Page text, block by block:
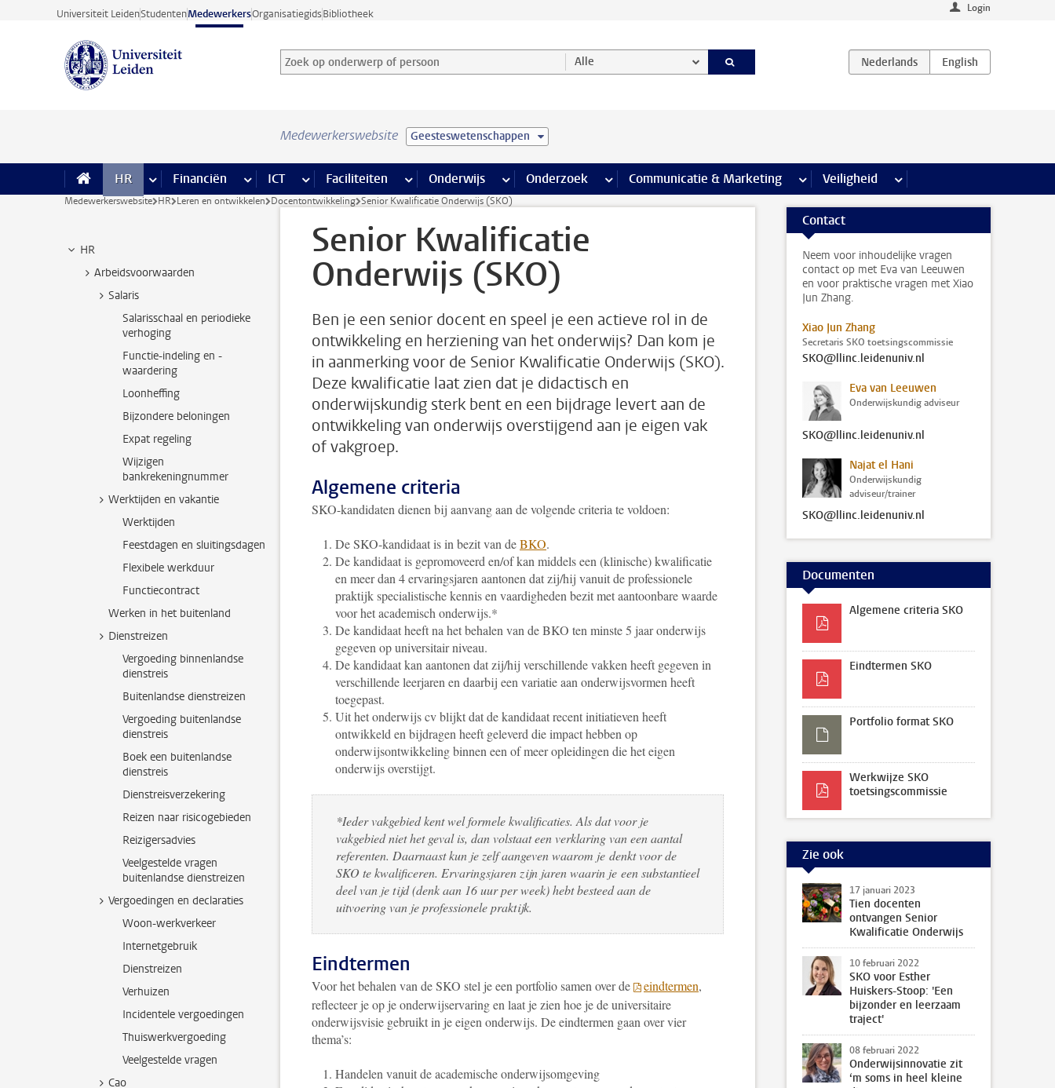
Ga direct naar de inhoud
Universiteit LeidenStudentenMedewerkersOrganisatiegidsBibliotheek Login
Zoek op onderwerp of persoon en selecteer categorie
Zoekterm Alle
Medewerkerswebsite Geesteswetenschappen
HR meer HR pagina’s
Financiën meer Financiën pagina’s
ICT meer ICT pagina’s
Faciliteiten meer Faciliteiten pagina’s
Onderwijs meer Onderwijs pagina’s
Onderzoek meer Onderzoek pagina’s
Communicatie & Marketing meer Communicatie & Marketing pagina’s
Veiligheid meer Veiligheid pagina’s
Medewerkerswebsite HR Leren en ontwikkelen Docentontwikkeling Senior Kwalificatie Onderwijs (SKO)
HR
Arbeidsvoorwaarden
Salaris
Salarisschaal en periodieke
verhoging
Functie-indeling en -
waardering
Loonheffing
Bijzondere beloningen
Expat regeling
Wijzigen
bankrekeningnummer
Werktijden en vakantie
Werktijden
Feestdagen en sluitingsdagen
Flexibele werkduur
Functiecontract
Werken in het buitenland
Dienstreizen
Vergoeding binnenlandse
dienstreis
Buitenlandse dienstreizen
Vergoeding buitenlandse
dienstreis
Boek een buitenlandse
dienstreis
Dienstreisverzekering
Reizen naar risicogebieden
Reizigersadvies
Veelgestelde vragen
buitenlandse dienstreizen
Vergoedingen en declaraties
Woon-werkverkeer
Internetgebruik
Dienstreizen
Verhuizen
Incidentele vergoedingen
Thuiswerkvergoeding
Veelgestelde vragen
Cao
Senior Kwalificatie
Onderwijs (SKO)
Ben je een senior docent en speel je een actieve rol in de
ontwikkeling en herziening van het onderwijs? Dan kom je
in aanmerking voor de Senior Kwalificatie Onderwijs (SKO).
Deze kwalificatie laat zien dat je didactisch en
onderwijskundig sterk bent en een bijdrage levert aan de
ontwikkeling van onderwijs overstijgend aan je eigen vak
of vakgroep.
Algemene criteria
SKO-kandidaten dienen bij aanvang aan de volgende criteria te voldoen:
De SKO-kandidaat is in bezit van deBKO.
De kandidaat is gepromoveerd en/of kan middels een (klinische) kwalificatie
en meer dan 4 ervaringsjaren aantonen dat zij/hij vanuit de professionele
praktijk specialistische kennis en vaardigheden bezit met aantoonbare waarde
voor het academisch onderwijs.*
De kandidaat heeft na het behalen van de BKO ten minste 5 jaar onderwijs
gegeven op universitair niveau.
De kandidaat kan aantonen dat zij/hij verschillende vakken heeft gegeven in
verschillende leerjaren en daarbij een variatie aan onderwijsvormen heeft
toegepast.
Uit het onderwijs cv blijkt dat de kandidaat recent initiatieven heeft
ontwikkeld en bijdragen heeft geleverd die impact hebben op
onderwijsontwikkeling binnen een of meer opleidingen die het eigen
onderwijs overstijgt.
*Ieder vakgebied kent wel formele kwalificaties. Als dat voor je
vakgebied niet het geval is, dan volstaat een verklaring van een aantal
referenten. Daarnaast kun je zelf aangeven waarom je denkt voor de
SKO te kwalificeren. Ervaringsjaren zijn jaren waarin je een substantieel
deel van je tijd (denk aan 16 uur per week) hebt besteed aan de
uitvoering van je professionele praktijk.
Eindtermen
Voor het behalen van de SKO stel je een portfolio samen over de eindtermen,
reflecteer je op je onderwijservaring en laat je zien hoe je de universitaire
onderwijsvisie gebruikt in je eigen onderwijs. De eindtermen gaan over vier
thema’s:
Handelen vanuit de academische onderwijsomgeving
Contact
Neem voor inhoudelijke vragen
contact op met Eva van Leeuwen
en voor praktische vragen met Xiao
Jun Zhang.
Xiao Jun Zhang
Secretaris SKO toetsingscommissie
SKO@llinc.leidenuniv.nl
Eva van Leeuwen
Onderwijskundig adviseur
SKO@llinc.leidenuniv.nl
Najat el Hani
Onderwijskundig
adviseur/trainer
SKO@llinc.leidenuniv.nl
Documenten
Algemene criteria SKO
Eindtermen SKO
Portfolio format SKO
Werkwijze SKO
toetsingscommissie
Zie ook
17 januari 2023
Tien docenten
ontvangen Senior
Kwalificatie Onderwijs
10 februari 2022
SKO voor Esther
Huiskers-Stoop: 'Een
bijzonder en leerzaam
traject'
08 februari 2022
Onderwijsinnovatie zit
‘m soms in heel kleine